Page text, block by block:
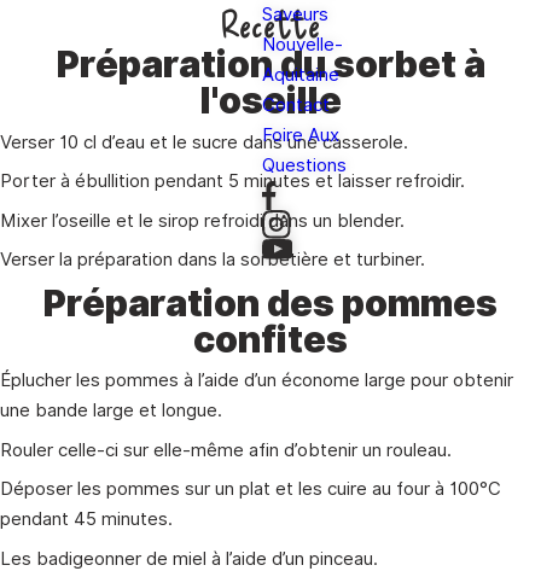
Saveurs
Nouvelle-
Aquitaine
Contact
Foire Aux
Questions
Recette
Préparation du sorbet à
l'oseille
Verser 10 cl d’eau et le sucre dans une casserole.
Porter à ébullition pendant 5 minutes et laisser refroidir.
Mixer l’oseille et le sirop refroidi dans un blender.
Verser la préparation dans la sorbetière et turbiner.
Préparation des pommes
confites
Éplucher les pommes à l’aide d’un économe large pour obtenir
une bande large et longue.
Rouler celle-ci sur elle-même afin d’obtenir un rouleau.
Déposer les pommes sur un plat et les cuire au four à 100°C
pendant 45 minutes.
Les badigeonner de miel à l’aide d’un pinceau.